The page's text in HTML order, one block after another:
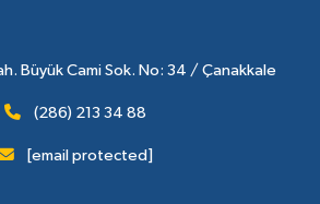
Büyük Cami Sok. No: 34 / Çanakkale
(286) 213 34 88
[email protected]